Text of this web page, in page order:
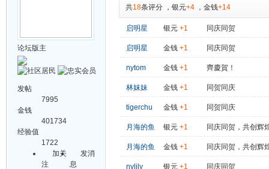
论坛版主
发帖
7995
金钱
401734
经验值
1722
加关
注
发消
息
共18条评分 ， 银元+4 ， 金钱+14
启明星 银元 +1 同庆同贺
启明星 金钱 +1 同庆同贺
nytom 金钱 +1 齊慶賀！
林妺妹 金钱 +1 同贺同庆
tigerchu 金钱 +1 同贺同庆
月海的鱼 银元 +1 同庆同贺，共创辉
月海的鱼 金钱 +1 同庆同贺，共创辉
nylily 银元 +1 同庆同贺